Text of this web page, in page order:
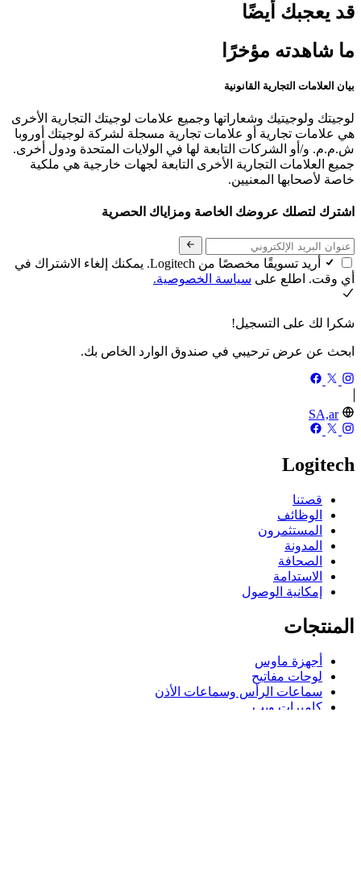
قد يعجبك أيضًا
ما شاهدته مؤخرًا
بيان العلامات التجارية القانونية
لوجيتك ولوجيتيك وشعاراتها وجميع علامات لوجيتك التجارية الأخرى
هي علامات تجارية أو علامات تجارية مسجلة لشركة لوجيتك أوروبا
ش.م.م. و/أو الشركات التابعة لها في الولايات المتحدة ودول أخرى.
جميع العلامات التجارية الأخرى التابعة لجهات خارجية هي ملكية
خاصة لأصحابها المعنيين.
اشترك لتصلك عروضك الخاصة ومزاياك الحصرية
أريد تسويقًا مخصصًا من Logitech. يمكنك إلغاء الاشتراك في
أي وقت. اطلع على سياسة الخصوصية.
شكرا لك على التسجيل!
ابحث عن عرض ترحيبي في صندوق الوارد الخاص بك.
SA,ar
Logitech
قصتنا
الوظائف
المستثمرون
المدونة
الصحافة
الاستدامة
إمكانية الوصول
المنتجات
أجهزة ماوس
لوحات مفاتيح
سماعات الرأس وسماعات الأذن
كاميرات ويب